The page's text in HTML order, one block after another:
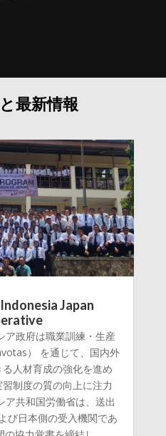
最新情報
Japan
ア政府は職業訓練・生産
） を通じて、国内外
人材育成の強化を進め
制度の質の向上に注力
ア共和国労働省は、送出
び日本側の受入機関であ